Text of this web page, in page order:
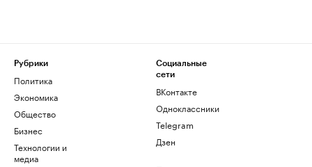
Рубрики
Политика
Экономика
Общество
Бизнес
Технологии и
медиа
Социальные
сети
ВКонтакте
Одноклассники
Telegram
Дзен